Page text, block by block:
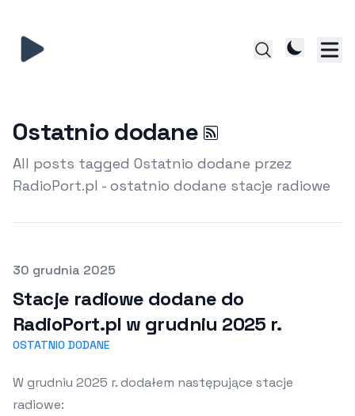
Ostatnio dodane
All posts tagged Ostatnio dodane przez
RadioPort.pl - ostatnio dodane stacje radiowe
Opublikowano
30 grudnia 2025
Stacje radiowe dodane do
RadioPort.pl w grudniu 2025 r.
OSTATNIO DODANE
W grudniu 2025 r. dodałem następujące stacje
radiowe: